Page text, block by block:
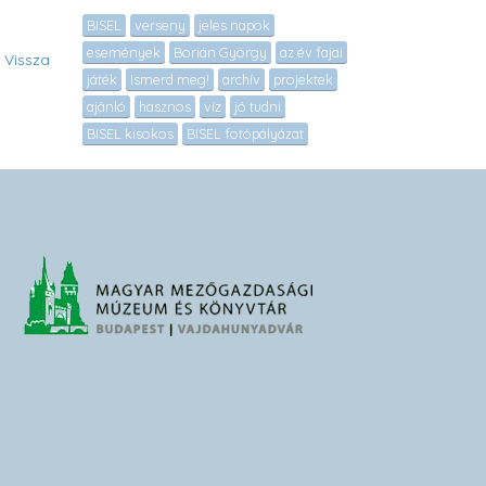
Vissza
BISEL verseny
jeles napok
események
Borián György
az év fajai
játék
Ismerd meg! archív
projektek
ajánló
hasznos víz
jó tudni
BISEL kisokos
BISEL fotópályázat